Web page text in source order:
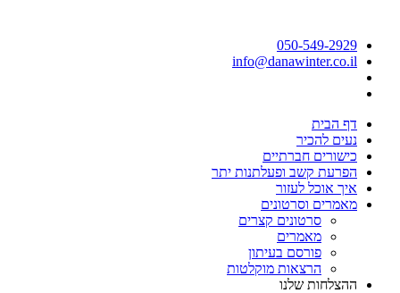
050-549-2929
info@danawinter.co.il
דף הבית
נעים להכיר
כישורים חברתיים
הפרעת קשב ופעלתנות יתר
איך אוכל לעזור
מאמרים וסרטונים
סרטונים קצרים
מאמרים
פורסם בעיתון
הרצאות מוקלטות
ההצלחות שלנו